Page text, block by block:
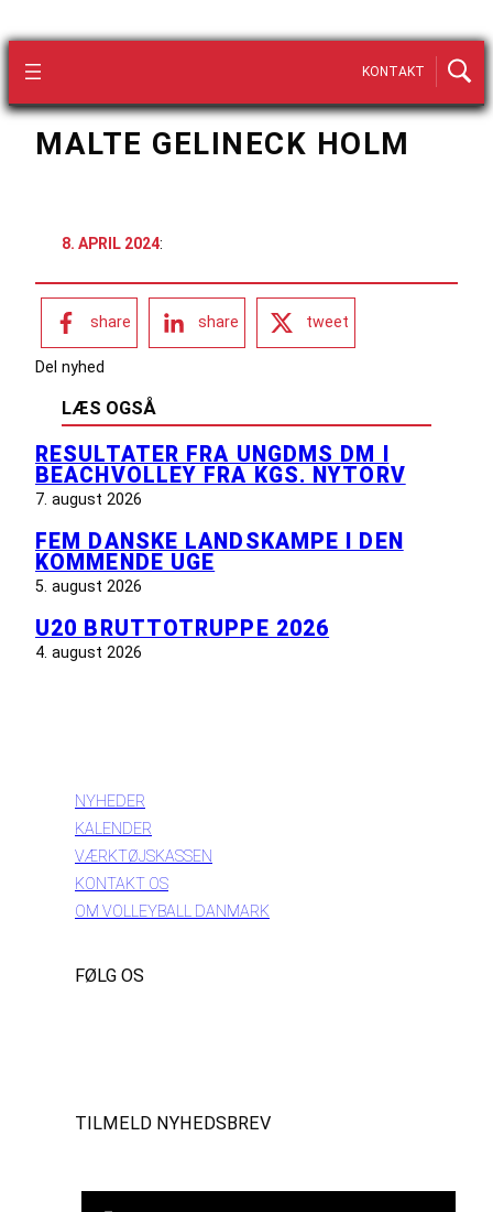
KONTAKT
MALTE GELINECK HOLM
8. APRIL 2024:
share share tweet
Del nyhed
LÆS OGSÅ
RESULTATER FRA UNGDMS DM I
BEACHVOLLEY FRA KGS. NYTORV
7. august 2026
FEM DANSKE LANDSKAMPE I DEN
KOMMENDE UGE
5. august 2026
U20 BRUTTOTRUPPE 2026
4. august 2026
NYHEDER
KALENDER
VÆRKTØJSKASSEN
KONTAKT OS
OM VOLLEYBALL DANMARK
FØLG OS
TILMELD NYHEDSBREV